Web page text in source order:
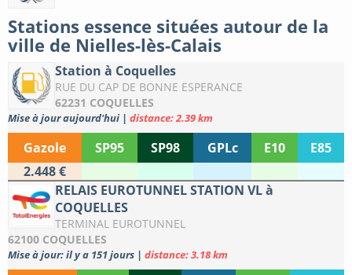
Stations essence situées autour de la
ville de Nielles-lès-Calais
Station à Coquelles
RUE DU CAP DE BONNE ESPERANCE
62231 COQUELLES
Mise à jour aujourd'hui | distance: 2.39 km
Gazole SP95 SP98 GPLc E10
E85
2.448 €
RELAIS EUROTUNNEL STATION VL à
COQUELLES
TERMINAL EUROTUNNEL
62100 COQUELLES
Mise à jour: il y a 151 jours | distance: 3.18 km